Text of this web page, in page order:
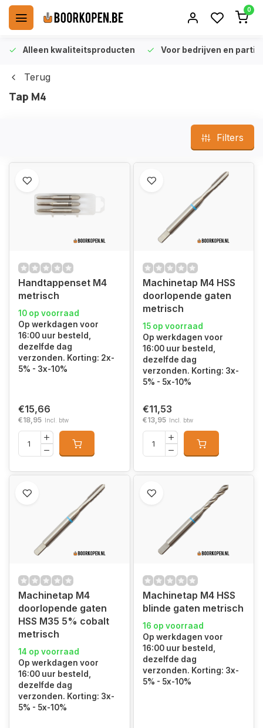
0
Alleen kwaliteitsproducten Voor bedrijven en
Terug
Tap M4
Filters
Handtappenset M4
metrisch
10 op voorraad
Op werkdagen voor
16:00 uur besteld,
dezelfde dag
verzonden. Korting: 2x-
5% - 3x-10%
€15,66
€18,95 Incl. btw
Machinetap M4 HSS
doorlopende gaten
metrisch
15 op voorraad
Op werkdagen voor
16:00 uur besteld,
dezelfde dag
verzonden. Korting: 3x-
5% - 5x-10%
€11,53
€13,95 Incl. btw
Machinetap M4
doorlopende gaten
HSS M35 5% cobalt
metrisch
14 op voorraad
Op werkdagen voor
16:00 uur besteld,
dezelfde dag
verzonden. Korting: 3x-
5% - 5x-10%
Machinetap M4 HSS
blinde gaten metrisch
16 op voorraad
Op werkdagen voor
16:00 uur besteld,
dezelfde dag
verzonden. Korting: 3x-
5% - 5x-10%